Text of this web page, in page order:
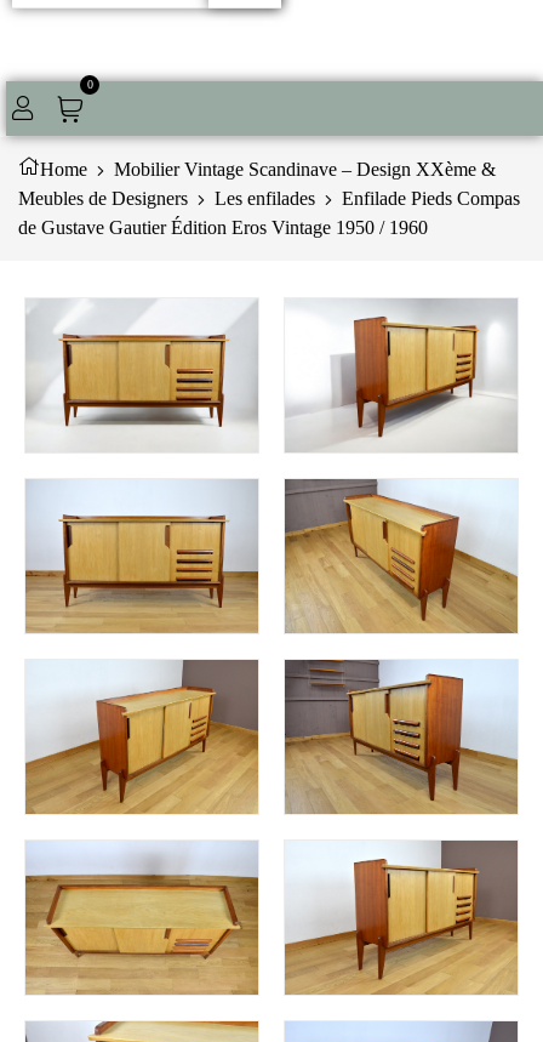
0
Home
Mobilier Vintage Scandinave – Design XXème &
Meubles de Designers
Les enfilades
Enfilade Pieds Compas
de Gustave Gautier Édition Eros Vintage 1950 / 1960